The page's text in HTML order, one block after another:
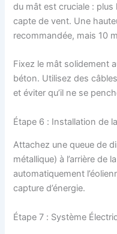
du mât est cruciale : plus
capte de vent. Une
recommandée, mais 10
Fixez le mât solidement
béton. Utilisez des
et éviter qu’il ne se
Étape 6 : Installation de
Attachez une queue de
métallique) à l’arrière de
automatiquement
capture d’énergie.
Étape 7 : Système